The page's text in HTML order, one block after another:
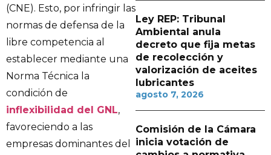
(CNE). Esto, por infringir las
normas de defensa de la
libre competencia al
establecer mediante una
Norma Técnica la
condición de
inflexibilidad del GNL,
favoreciendo a las
empresas dominantes del
Ley REP: Tribunal
Ambiental anula
decreto que fija metas
de recolección y
valorización de aceites
lubricantes
agosto 7, 2026
Comisión de la Cámara
inicia votación de